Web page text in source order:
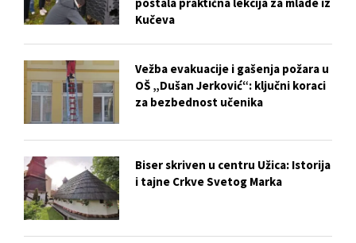
postala praktična lekcija za mlade iz
Kučeva
Vežba evakuacije i gašenja požara u
OŠ „Dušan Jerković“: ključni koraci
za bezbednost učenika
Biser skriven u centru Užica: Istorija
i tajne Crkve Svetog Marka